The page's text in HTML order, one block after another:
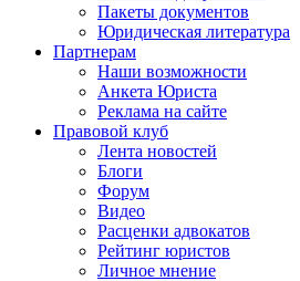
Пакеты документов
Юридическая литература
Партнерам
Наши возможности
Анкета Юриста
Реклама на сайте
Правовой клуб
Лента новостей
Блоги
Форум
Видео
Расценки адвокатов
Рейтинг юристов
Личное мнение